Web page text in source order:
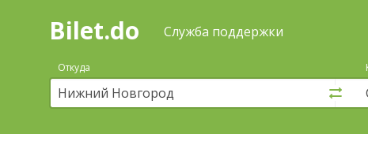
Поиск
покупка
билетов
автобус
онлайн
Bilet.do Служба поддержки
Откуда